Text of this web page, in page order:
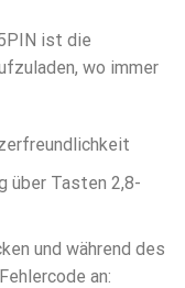
ist die
wo immer
über Tasten 2,8-
und während des
an: